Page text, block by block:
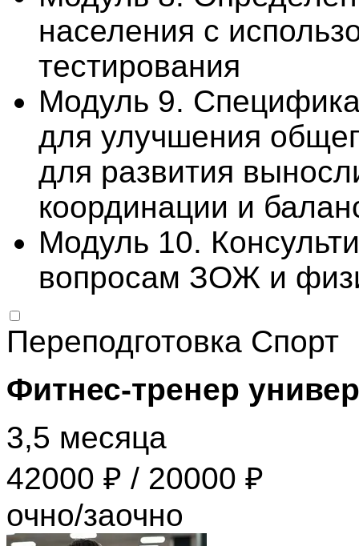
населения с
тестирования
Модуль 9.
для улучшения
для развития
координации и
Модуль 10.
вопросам ЗОЖ и
Переподготовка Спорт
Фитнес-тренер
3,5 месяца
42000 ₽ / 20000 ₽
очно/заочно